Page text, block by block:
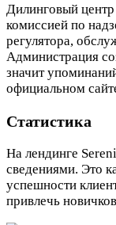
Дилинговый
комиссией по
регулятора,
Администрация
значит
официальном
Статистика
На лендинге
сведениями. Это
успешности
привлечь